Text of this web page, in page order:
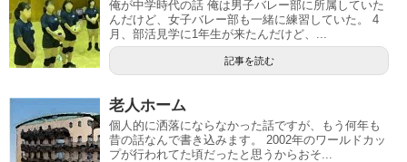
俺が中学時代の話 俺は男子バレー部に所属していた
んだけど、女子バレー部も一緒に練習していた。 4
月、部活見学に1年生が来たんだけど、...
記事を読む
老人ホーム
個人的に洒落にならなかった話ですが、もう何年も
昔の話なんで書き込みます。 2002年のワールドカッ
プが行われてた頃だったと思うからおそ...